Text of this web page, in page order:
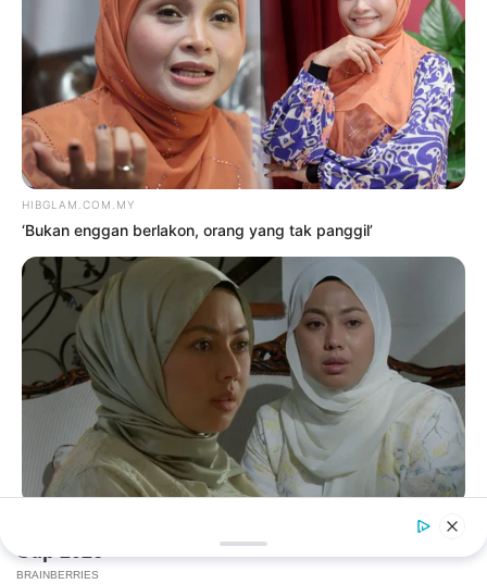
Saya jumpa pakar psikiatri,
hadiri sesi kaunseling – Bella
Astillah
4 Ogos 2026
4
Siti Nurhaliza sebak, Noraniza
Idris ‘seram’ duet Hati Kama
5
‘Tak takut bekerjasama dengan
Aliff, saya pun pendosa’
5 Ogos 2026
Facebook